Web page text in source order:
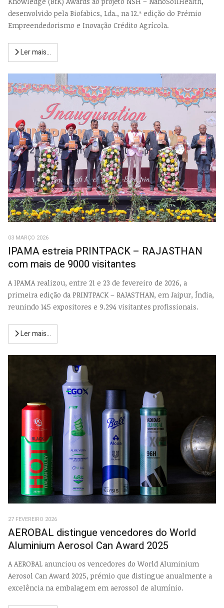
desenvolvido pela Biofabics, Lda., na 12.ª edição do Prémio
Empreendedorismo e Inovação Crédito Agrícola.
Ler mais...
03 MARÇO 2026
IPAMA estreia PRINTPACK – RAJASTHAN
com mais de 9000 visitantes
A IPAMA realizou, entre 21 e 23 de fevereiro de 2026, a
primeira edição da PRINTPACK – RAJASTHAN, em Jaipur, Índia,
reunindo 145 expositores e 9.294 visitantes profissionais.
Ler mais...
27 FEVEREIRO 2026
AEROBAL distingue vencedores do World
Aluminium Aerosol Can Award 2025
A AEROBAL anunciou os vencedores do World Aluminium
Aerosol Can Award 2025, prémio que distingue anualmente a
excelência na embalagem em aerossol de alumínio.